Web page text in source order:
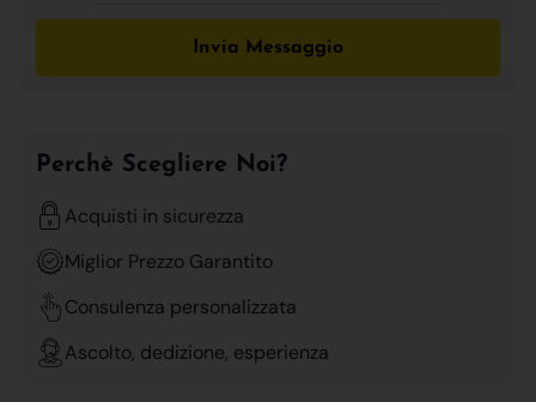
Invia Messaggio
Perchè Scegliere Noi?
Acquisti in sicurezza
Miglior Prezzo Garantito
Consulenza personalizzata
Ascolto, dedizione, esperienza